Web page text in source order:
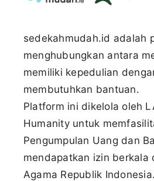
sedekahmudah.id adalah
menghubungkan antara
memiliki kepedulian
membutuhkan bantuan.
Platform ini dikelola oleh
Humanity untuk
Pengumpulan Uang dan
mendapatkan izin berkala
Agama Republik Indonesia.